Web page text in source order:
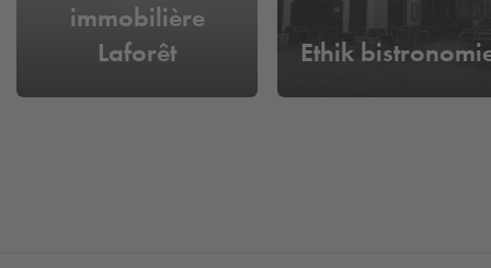
immobilière
Laforêt
Ethik